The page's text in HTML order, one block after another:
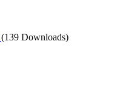
(139 Downloads)